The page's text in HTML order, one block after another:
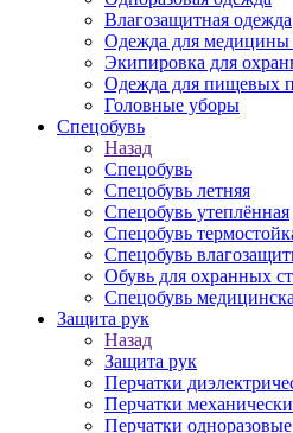
Влагозащитная одежда
Одежда для медицины
Экипировка для
Одежда для пищевых
Головные уборы
Спецобувь
Назад
Спецобувь
Спецобувь летняя
Спецобувь утеплённая
Спецобувь
Спецобувь
Обувь для охранных
Спецобувь
Защита рук
Назад
Защита рук
Перчатки
Перчатки
Перчатки одноразовые